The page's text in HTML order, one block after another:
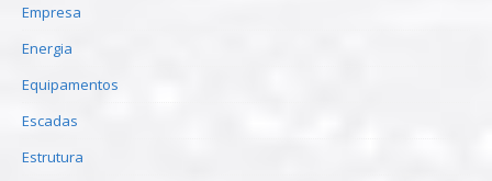
Empresa
Energia
Equipamentos
Escadas
Estrutura